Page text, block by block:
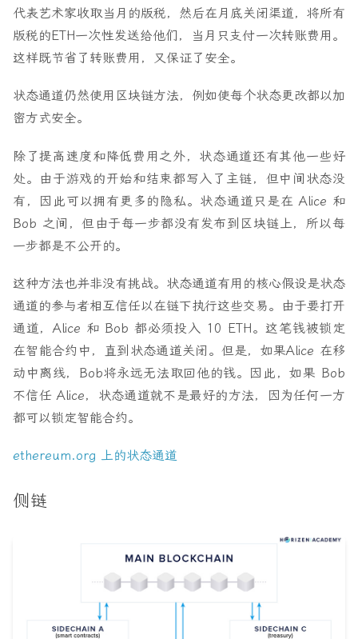
代表艺术家收取当月的版税，然后在月底关闭渠道，将所有
版税的ETH一次性发送给他们，当月只支付一次转账费用。
这样既节省了转账费用，又保证了安全。
状态通道仍然使用区块链方法，例如使每个状态更改都以加
密方式安全。
除了提高速度和降低费用之外，状态通道还有其他一些好
处。由于游戏的开始和结束都写入了主链，但中间状态没
有，因此可以拥有更多的隐私。状态通道只是在 Alice 和
Bob 之间，但由于每一步都没有发布到区块链上，所以每
一步都是不公开的。
这种方法也并非没有挑战。状态通道有用的核心假设是状态
通道的参与者相互信任以在链下执行这些交易。由于要打开
通道，Alice 和 Bob 都必须投入 10 ETH。这笔钱被锁定
在智能合约中，直到状态通道关闭。但是，如果Alice 在移
动中离线，Bob将永远无法取回他的钱。因此，如果 Bob
不信任 Alice，状态通道就不是最好的方法，因为任何一方
都可以锁定智能合约。
ethereum.org 上的状态通道
侧链